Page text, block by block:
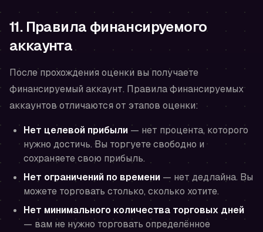
11. Правила финансируемого
аккаунта
После прохождения оценки вы получаете
финансируемый аккаунт. Правила финансируемых
аккаунтов отличаются от этапов оценки:
Нет целевой прибыли — нет процента, которого
нужно достичь. Вы торгуете свободно и
сохраняете свою прибыль.
Нет ограничений по времени — нет дедлайна. Вы
можете торговать столько, сколько хотите.
Нет минимального количества торговых дней
— вам не нужно торговать определённое